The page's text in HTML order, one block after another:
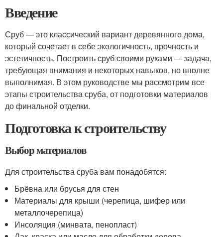
Введение
Сруб — это классический вариант деревянного дома,
который сочетает в себе экологичность, прочность и
эстетичность. Построить сруб своими руками — задача,
требующая внимания и некоторых навыков, но вполне
выполнимая. В этом руководстве мы рассмотрим все
этапы строительства сруба, от подготовки материалов
до финальной отделки.
Подготовка к строительству
Выбор материалов
Для строительства сруба вам понадобятся:
Брёвна или брусья для стен
Материалы для крыши (черепица, шифер или
металлочерепица)
Инсоляция (минвата, пенопласт)